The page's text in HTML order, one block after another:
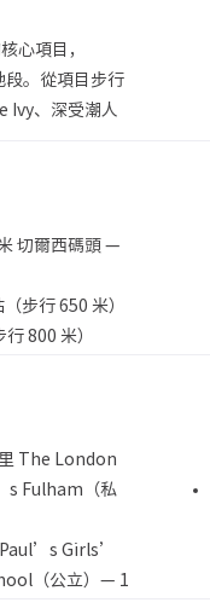
心項目，
。從項目步行
Ivy、深受潮人
切爾西碼頭 —
步行 650 米）
800 米）
The London
Fulham（私
Girls’
（公立）— 1